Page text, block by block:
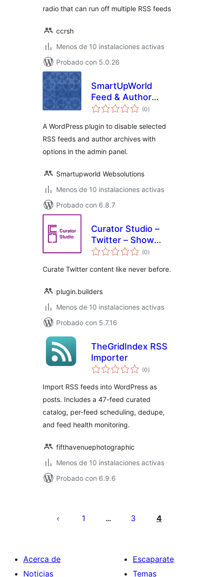
radio that can run off multiple RSS feeds
ccrsh
Menos de 10 instalaciones activas
Probado con 5.0.26
SmartUpWorld
Feed & Author
Control
(0total
de
)
A WordPress plugin to disable selected
RSS feeds and author archives with
options in the admin panel.
Smartupworld Websolutions
Menos de 10 instalaciones activas
Probado con 6.8.7
Curator Studio –
Twitter – Show
tweets, mentions
(0total
de
)
Curate Twitter content like never before.
plugin.builders
Menos de 10 instalaciones activas
Probado con 5.7.16
TheGridIndex RSS
Importer
(0total
de
)
Import RSS feeds into WordPress as
posts. Includes a 47-feed curated
catalog, per-feed scheduling, dedupe,
and feed health monitoring.
fifthavenuephotographic
Menos de 10 instalaciones activas
Probado con 6.9.6
1 … 3 4
Acerca de
Noticias
Escaparate
Temas